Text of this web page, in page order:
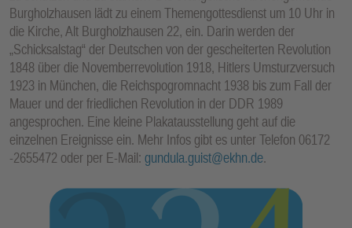
Burgholzhausen lädt zu einem Themengottesdienst um 10 Uhr in
die Kirche, Alt Burgholzhausen 22, ein. Darin werden der
„Schicksalstag“ der Deutschen von der gescheiterten Revolution
1848 über die Novemberrevolution 1918, Hitlers Umsturzversuch
1923 in München, die Reichspogromnacht 1938 bis zum Fall der
Mauer und der friedlichen Revolution in der DDR 1989
angesprochen. Eine kleine Plakatausstellung geht auf die
einzelnen Ereignisse ein. Mehr Infos gibt es unter Telefon 06172
-2655472 oder per E-Mail: gundula.guist@ekhn.de.
N
E
N